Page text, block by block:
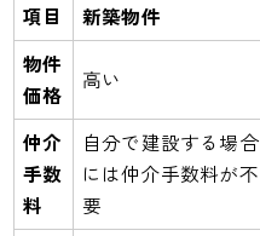
項目 新築物件
物件
価格
高い
仲介
手数
料
自分で建設する場合
には仲介手数料が不
要